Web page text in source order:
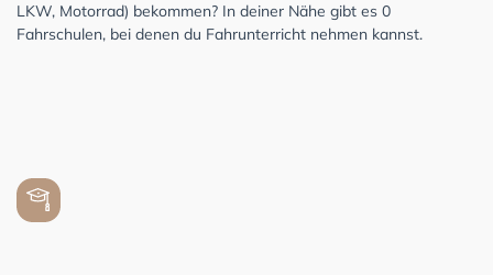
LKW, Motorrad) bekommen? In deiner Nähe gibt es 0
Fahrschulen, bei denen du Fahrunterricht nehmen kannst.